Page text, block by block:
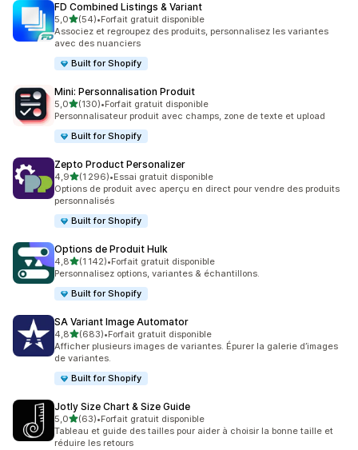
FD Combined Listings & Variant
5,0étoile(s) sur 5
(54)
54 avis au total
•Forfait gratuit disponible
Associez et regroupez des produits, personnalisez les variantes
avec des nuanciers
Built for Shopify
Mini: Personnalisation Produit
5,0étoile(s) sur 5
(130)
130 avis au total
•Forfait gratuit disponible
Personnalisateur produit avec champs, zone de texte et upload
Built for Shopify
Zepto Product Personalizer
4,9étoile(s) sur 5
(1 296)
1296 avis au total
•Essai gratuit disponible
Options de produit avec aperçu en direct pour vendre des produits
personnalisés
Built for Shopify
Options de Produit Hulk
4,8étoile(s) sur 5
(1 142)
1142 avis au total
•Forfait gratuit disponible
Personnalisez options, variantes & échantillons.
Built for Shopify
SA Variant Image Automator
4,8étoile(s) sur 5
(683)
683 avis au total
•Forfait gratuit disponible
Afficher plusieurs images de variantes. Épurer la galerie d’images
de variantes.
Built for Shopify
Jotly Size Chart & Size Guide
5,0étoile(s) sur 5
(63)
63 avis au total
•Forfait gratuit disponible
Tableau et guide des tailles pour aider à choisir la bonne taille et
réduire les retours